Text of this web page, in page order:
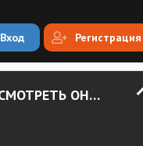
Вход Регистрация
СПАРТАК НЧ - БАЛТИКА СМОТРЕТЬ ОНЛАЙН